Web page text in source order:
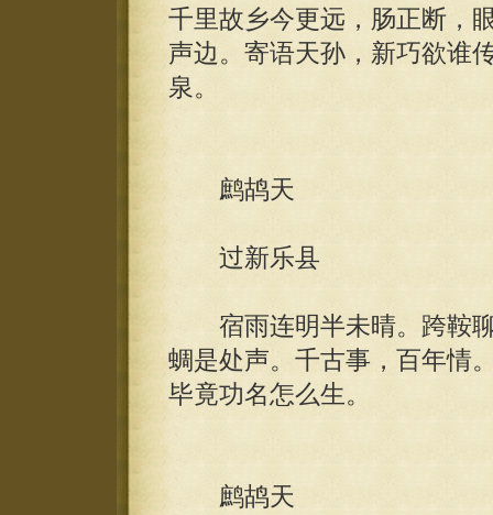
千里故乡今更远，肠正断，
声边。寄语天孙，新巧欲谁
泉。
鹧鸪天
过新乐县
宿雨连明半未晴。跨鞍聊
蜩是处声。千古事，百年情
毕竟功名怎么生。
鹧鸪天